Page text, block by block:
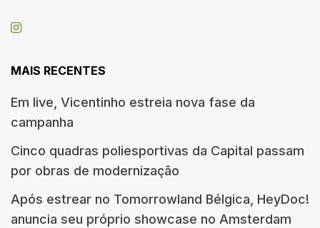
MAIS RECENTES
Em live, Vicentinho estreia nova fase da
campanha
Cinco quadras poliesportivas da Capital passam
por obras de modernização
Após estrear no Tomorrowland Bélgica, HeyDoc!
anuncia seu próprio showcase no Amsterdam